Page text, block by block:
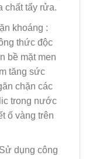
chất tẩy rửa.
khoáng :
thức độc
bề mặt men
tăng sức
chặn các
trong nước
ố vàng trên
dụng công